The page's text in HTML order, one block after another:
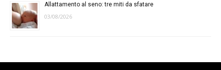
Allattamento al seno: tre miti da sfatare
03/08/2026